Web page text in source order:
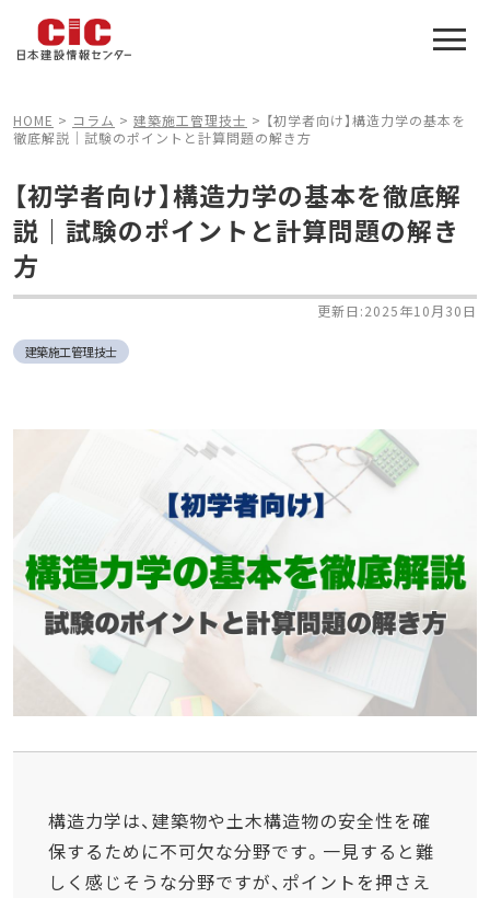
HOME > コラム > 建築施工管理技士 > 【初学者向け】構造力学の基本を
徹底解説｜試験のポイントと計算問題の解き方
【初学者向け】構造力学の基本を徹底解
説｜試験のポイントと計算問題の解き
方
更新日:2025年10月30日
建築施工管理技士
構造力学は、建築物や土木構造物の安全性を確
保するために不可欠な分野です。一見すると難
しく感じそうな分野ですが、ポイントを押さえ